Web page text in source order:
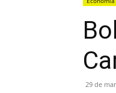
29 de